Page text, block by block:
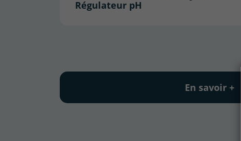
Régulateur pH
En savoir +